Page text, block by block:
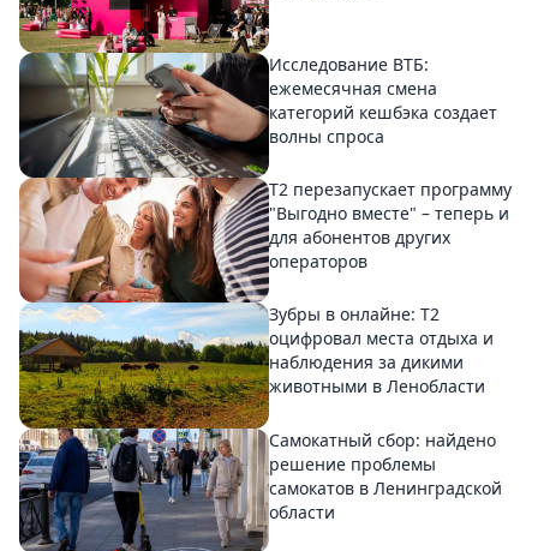
Исследование ВТБ:
ежемесячная смена
категорий кешбэка создает
волны спроса
Т2 перезапускает программу
"Выгодно вместе" – теперь и
для абонентов других
операторов
Зубры в онлайне: Т2
оцифровал места отдыха и
наблюдения за дикими
животными в Ленобласти
Самокатный сбор: найдено
решение проблемы
самокатов в Ленинградской
области